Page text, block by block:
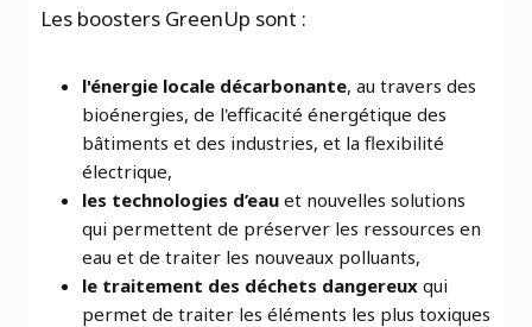
Les boosters GreenUp sont :
l'énergie locale décarbonante, au travers des
bioénergies, de l'efficacité énergétique des
bâtiments et des industries, et la flexibilité
électrique,
les technologies d’eau et nouvelles solutions
qui permettent de préserver les ressources en
eau et de traiter les nouveaux polluants,
le traitement des déchets dangereux qui
permet de traiter les éléments les plus toxiques